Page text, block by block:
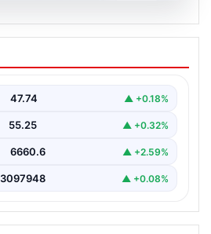
Dönüşümü ve Geri
güncellemektedir.
boşta…
47.74 ▲ +0.18%
55.25 ▲ +0.32%
6660.6 ▲ +2.59%
3097948 ▲ +0.08%